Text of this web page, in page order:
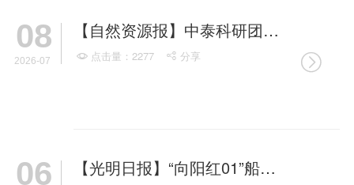
08
2026-07
【自然资源报】中泰科研团队泰国湾海洋调查获进展
 点击量：2277  分享 
06 【光明日报】“向阳红01”船完成特检坞修